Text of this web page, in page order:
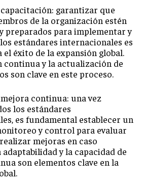
Y RESPONSABILIDAD
Laura Cisneros y siempre he sentido un
hacia las historias globales. Como
de temas internacionales, me sumerjo
culturas y realidades. En mi tiempo
salsa y explorar nuevos géneros
garantizar que
de la organización estén
preparados para implementar y
estándares internacionales es
el éxito de la expansión global.
continua y la actualización de
son clave en este proceso.
continua: una vez
los estándares
es fundamental establecer un
y control para evaluar
mejoras en caso
adaptabilidad y la capacidad de
son elementos clave en la